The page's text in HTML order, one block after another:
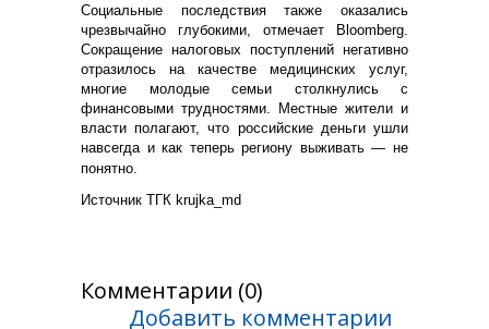
Социальные последствия также оказались
чрезвычайно глубокими, отмечает Bloomberg.
Сокращение налоговых поступлений негативно
отразилось на качестве медицинских услуг,
многие молодые семьи столкнулись с
финансовыми трудностями. Местные жители и
власти полагают, что российские деньги ушли
навсегда и как теперь региону выживать — не
понятно.
Источник ТГК krujka_md
Комментарии (0)
Добавить комментарии